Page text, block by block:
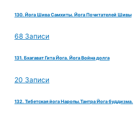
130. Йога Шива Самхиты. Йога Почитателей Шивы
68 Записи
131. Бхагават Гита Йога. Йога Война долга
20 Записи
132. Тибетская йога Наропы.Тантра Йога буддизма.